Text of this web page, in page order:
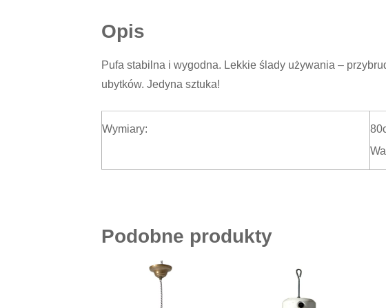
Opis
Pufa stabilna i wygodna. Lekkie ślady używania –
ubytków. Jedyna sztuka!
Wymiary:
Podobne produkty